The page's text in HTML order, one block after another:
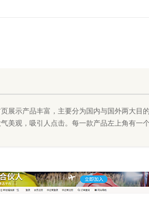
展示产品丰富，主要分为国内与国外两大目
美观，吸引人点击。每一款产品左上角有一